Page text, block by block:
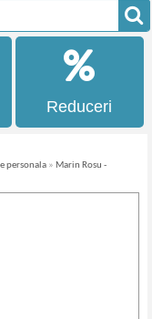
Reduceri
personala » Marin Rosu -